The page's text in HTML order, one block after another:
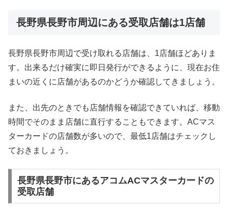
長野県長野市周辺にある受取店舗は1店舗
長野県長野市周辺で受け取れる店舗は、1店舗ほどありま
す。出来るだけ確実に即日発行ができるように、現在お住
まいの近くに店舗があるのかどうか確認してきましょう。
また、出先のときでも店舗情報を確認できていれば、移動
時間でそのまま店舗に直行することもできます。ACマス
ターカードの店舗数が多いので、最低1店舗はチェックし
ておきましょう。
長野県長野市にあるアコムACマスターカードの
受取店舗